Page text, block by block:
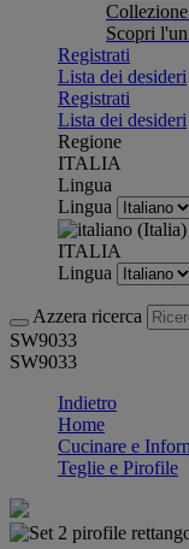
Scopri
Registrati
Lista dei desideri
Registrati
Lista dei desideri
Regione
ITALIA
Lingua
Lingua
ITALIA
Lingua
Azzera ricerca
SW9033
SW9033
Indietro
Home
Cucinare e
Teglie e Pirofile